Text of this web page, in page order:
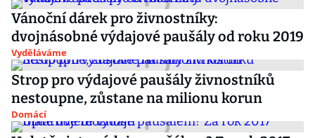
Vánoční dárek pro živnostníky:
dvojnásobné výdajové paušály od roku 2019
Vyděláváme
Strop pro výdajové paušály živnostníků
nestoupne, zůstane na milionu korun
Domácí